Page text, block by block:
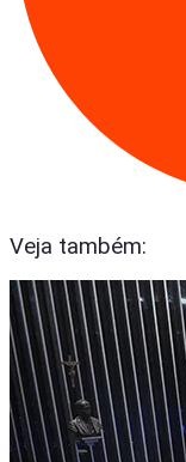
Veja também: